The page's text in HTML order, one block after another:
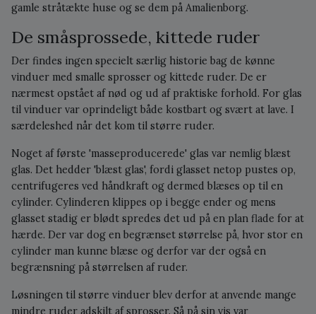
gamle stråtækte huse og se dem på Amalienborg.
De småsprossede, kittede ruder
Der findes ingen specielt særlig historie bag de kønne
vinduer med smalle sprosser og kittede ruder. De er
nærmest opstået af nød og ud af praktiske forhold. For glas
til vinduer var oprindeligt både kostbart og svært at lave. I
særdeleshed når det kom til større ruder.
Noget af første 'masseproducerede' glas var nemlig blæst
glas. Det hedder 'blæst glas', fordi glasset netop pustes op,
centrifugeres ved håndkraft og dermed blæses op til en
cylinder. Cylinderen klippes op i begge ender og mens
glasset stadig er blødt spredes det ud på en plan flade for at
hærde. Der var dog en begrænset størrelse på, hvor stor en
cylinder man kunne blæse og derfor var der også en
begrænsning på størrelsen af ruder.
Løsningen til større vinduer blev derfor at anvende mange
mindre ruder adskilt af sprosser. Så på sin vis var